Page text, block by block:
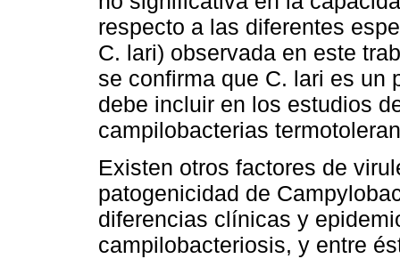
respecto a las diferentes
C. lari) observada en este
se confirma que C. lari es un
debe incluir en los estudios
campilobacterias
Existen otros factores de
patogenicidad de
diferencias clínicas y
campilobacteriosis, y entre